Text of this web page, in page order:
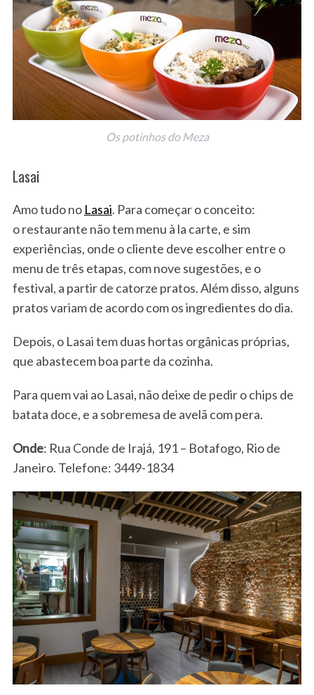
Os potinhos do Meza
Lasai
Amo tudo no Lasai. Para começar o conceito:
o restaurante não tem menu à la carte, e sim
experiências, onde o cliente deve escolher entre o
menu de três etapas, com nove sugestões, e o
festival, a partir de catorze pratos. Além disso, alguns
pratos variam de acordo com os ingredientes do dia.
Depois, o Lasai tem duas hortas orgânicas próprias,
que abastecem boa parte da cozinha.
Para quem vai ao Lasai, não deixe de pedir o chips de
batata doce, e a sobremesa de avelã com pera.
Onde: Rua Conde de Irajá, 191 – Botafogo, Rio de
Janeiro. Telefone: 3449-1834
e
a
r
o
: